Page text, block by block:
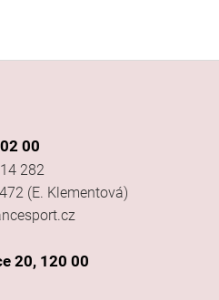
00
282
(E. Klementová)
20, 120 00